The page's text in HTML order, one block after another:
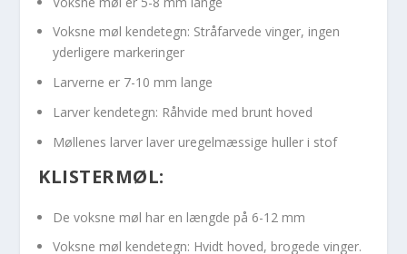
Voksne møl kendetegn: Stråfarvede vinger, ingen
yderligere markeringer
Larverne er 7-10 mm lange
Larver kendetegn: Råhvide med brunt hoved
Møllenes larver laver uregelmæssige huller i stof
KLISTERMØL:
De voksne møl har en længde på 6-12 mm
Voksne møl kendetegn: Hvidt hoved, brogede vinger.